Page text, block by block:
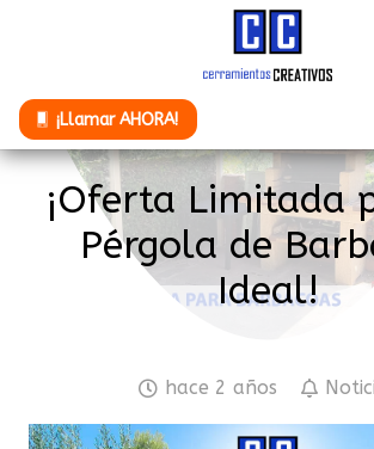
¡Llamar AHORA!
¡Oferta Limitada
Pérgola de
Ideal!
hace 2 años